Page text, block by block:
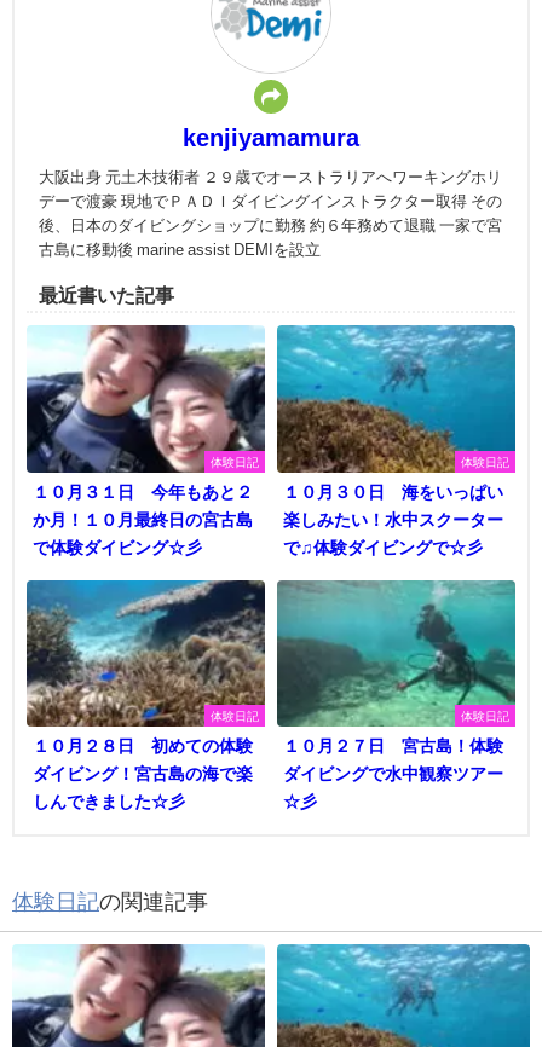
kenjiyamamura
大阪出身 元土木技術者 ２９歳でオーストラリアへワーキングホリ
デーで渡豪 現地でＰＡＤＩダイビングインストラクター取得 その
後、日本のダイビングショップに勤務 約６年務めて退職 一家で宮
古島に移動後 marine assist DEMIを設立
最近書いた記事
体験日記
１０月３１日 今年もあと２
か月！１０月最終日の宮古島
で体験ダイビング☆彡
体験日記
１０月３０日 海をいっぱい
楽しみたい！水中スクーター
で♫体験ダイビングで☆彡
体験日記
１０月２８日 初めての体験
ダイビング！宮古島の海で楽
しんできました☆彡
体験日記
１０月２７日 宮古島！体験
ダイビングで水中観察ツアー
☆彡
体験日記の関連記事